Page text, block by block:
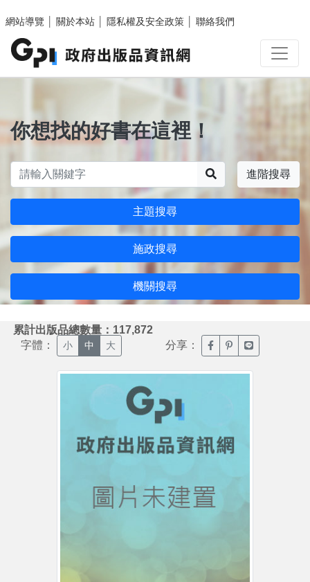
網站導覽
關於本站 隱私權及安全政策 聯絡我們
你想找的好書在這裡！
進階搜尋
主題搜尋
施政搜尋
機關搜尋
累計出版品總數量：117,872
字體： 小 中 大 分享： 臉書分享(另開新視窗)
噗浪分享(另開新
Line分享(另